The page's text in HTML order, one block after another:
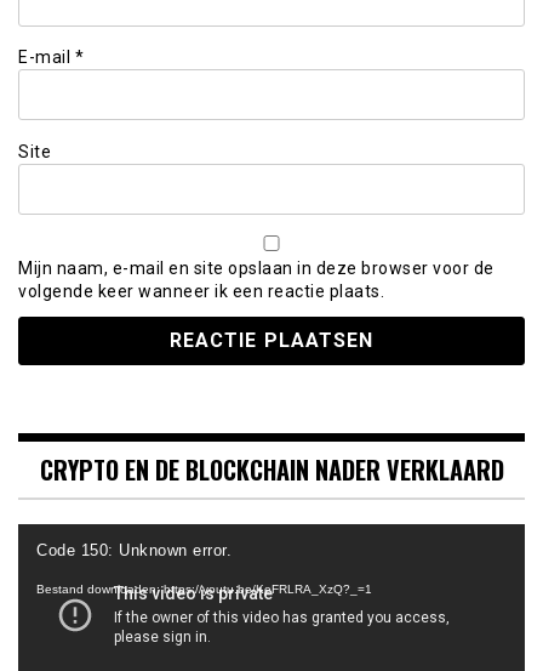
E-mail *
Site
Mijn naam, e-mail en site opslaan in deze browser voor de
volgende keer wanneer ik een reactie plaats.
CRYPTO EN DE BLOCKCHAIN NADER VERKLAARD
Videospeler
Code 150: Unknown error.
Bestand downloaden: https://youtu.be/KeFRLRA_XzQ?_=1